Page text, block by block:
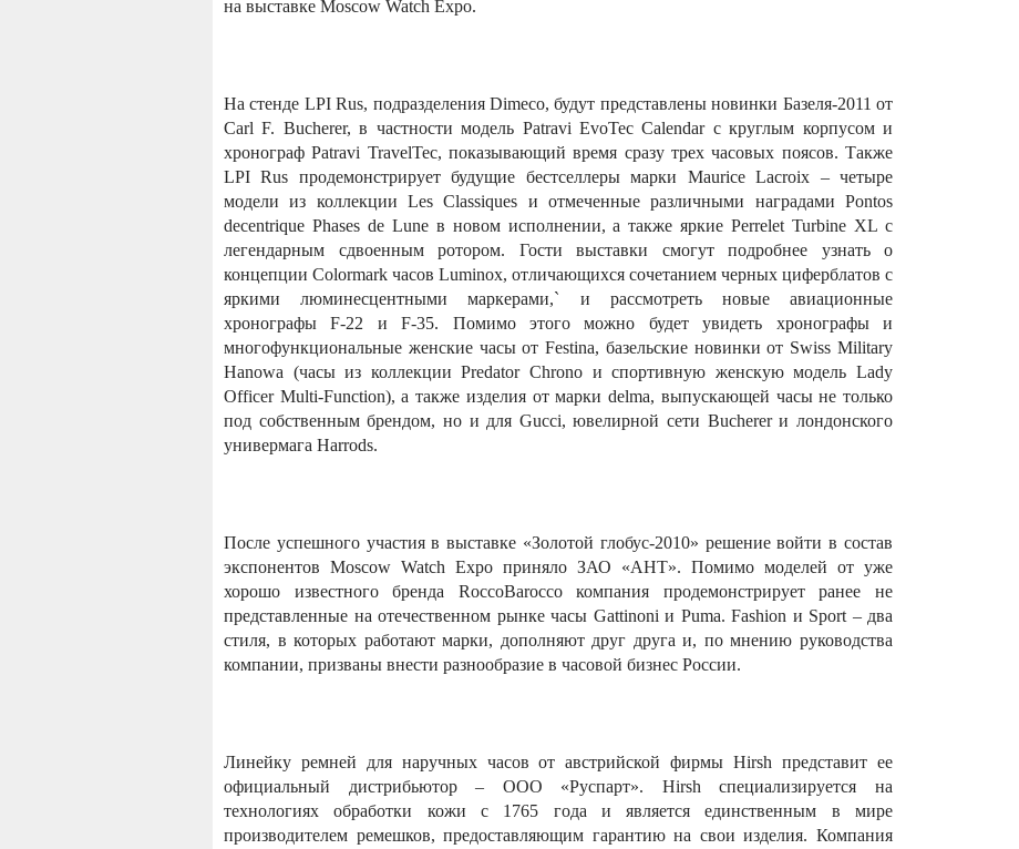
на выставке Moscow Watch Expo.
На стенде LPI Rus, подразделения Dimeco, будут представлены новинки Базеля-2011 от
Carl F. Bucherer, в частности модель Patravi EvoTec Calendar с круглым корпусом и
хронограф Patravi TravelTec, показывающий время сразу трех часовых поясов. Также
LPI Rus продемонстрирует будущие бестселлеры марки Maurice Lacroix – четыре
модели из коллекции Les Classiques и отмеченные различными наградами Pontos
decentrique Phases de Lune в новом исполнении, а также яркие Perrelet Turbine XL с
легендарным сдвоенным ротором. Гости выставки смогут подробнее узнать о
концепции Colormark часов Luminox, отличающихся сочетанием черных циферблатов с
яркими люминесцентными маркерами,` и рассмотреть новые авиационные
хронографы F-22 и F-35. Помимо этого можно будет увидеть хронографы и
многофункциональные женские часы от Festina, базельские новинки от Swiss Military
Hanowa (часы из коллекции Predator Chrono и спортивную женскую модель Lady
Officer Multi-Function), а также изделия от марки delma, выпускающей часы не только
под собственным брендом, но и для Gucci, ювелирной сети Bucherer и лондонского
универмага Harrods.
После успешного участия в выставке «Золотой глобус-2010» решение войти в состав
экспонентов Moscow Watch Expo приняло ЗАО «АНТ». Помимо моделей от уже
хорошо известного бренда RoccoBarocco компания продемонстрирует ранее не
представленные на отечественном рынке часы Gattinoni и Puma. Fashion и Sport – два
стиля, в которых работают марки, дополняют друг друга и, по мнению руководства
компании, призваны внести разнообразие в часовой бизнес России.
Линейку ремней для наручных часов от австрийской фирмы Hirsh представит ее
официальный дистрибьютор – ООО «Руспарт». Hirsh специализируется на
технологияx обработки кожи с 1765 года и является единственным в мире
производителем ремешков, предоставляющим гарантию на свои изделия. Компания